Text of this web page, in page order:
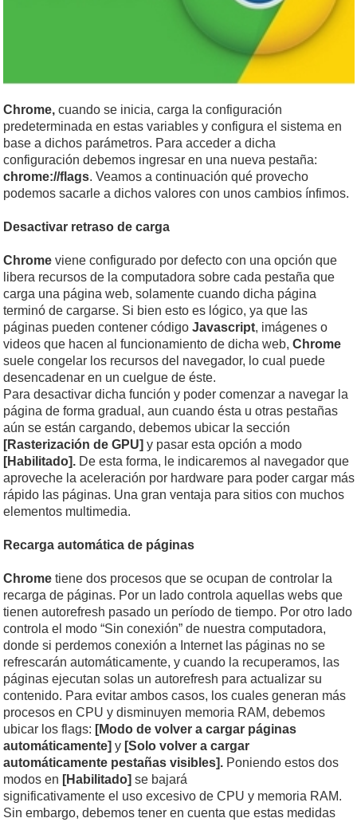
Chrome, cuando se inicia, carga la configuración
predeterminada en estas variables y configura el sistema en
base a dichos parámetros. Para acceder a dicha
configuración debemos ingresar en una nueva pestaña:
chrome://flags. Veamos a continuación qué provecho
podemos sacarle a dichos valores con unos cambios ínfimos.
Desactivar retraso de carga
Chrome viene configurado por defecto con una opción que
libera recursos de la computadora sobre cada pestaña que
carga una página web, solamente cuando dicha página
terminó de cargarse. Si bien esto es lógico, ya que las
páginas pueden contener código Javascript, imágenes o
videos que hacen al funcionamiento de dicha web, Chrome
suele congelar los recursos del navegador, lo cual puede
desencadenar en un cuelgue de éste.
Para desactivar dicha función y poder comenzar a navegar la
página de forma gradual, aun cuando ésta u otras pestañas
aún se están cargando, debemos ubicar la sección
[Rasterización de GPU] y pasar esta opción a modo
[Habilitado]. De esta forma, le indicaremos al navegador que
aproveche la aceleración por hardware para poder cargar más
rápido las páginas. Una gran ventaja para sitios con muchos
elementos multimedia.
Recarga automática de páginas
Chrome tiene dos procesos que se ocupan de controlar la
recarga de páginas. Por un lado controla aquellas webs que
tienen autorefresh pasado un período de tiempo. Por otro lado
controla el modo “Sin conexión” de nuestra computadora,
donde si perdemos conexión a Internet las páginas no se
refrescarán automáticamente, y cuando la recuperamos, las
páginas ejecutan solas un autorefresh para actualizar su
contenido. Para evitar ambos casos, los cuales generan más
procesos en CPU y disminuyen memoria RAM, debemos
ubicar los flags: [Modo de volver a cargar páginas
automáticamente] y [Solo volver a cargar
automáticamente pestañas visibles]. Poniendo estos dos
modos en [Habilitado] se bajará
significativamente el uso excesivo de CPU y memoria RAM.
Sin embargo, debemos tener en cuenta que estas medidas